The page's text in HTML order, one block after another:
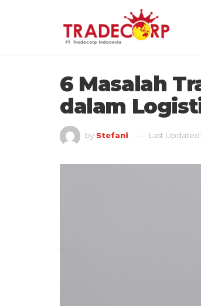
6 Masalah
dalam
by Stefani Last